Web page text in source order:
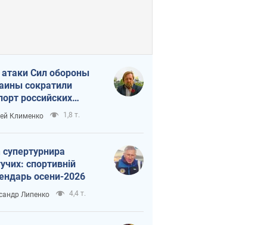
атаки Сил обороны
сократили
российских
Клименко 1,8 т.
спортивній
осени-2026
Липенко 4,4 т.